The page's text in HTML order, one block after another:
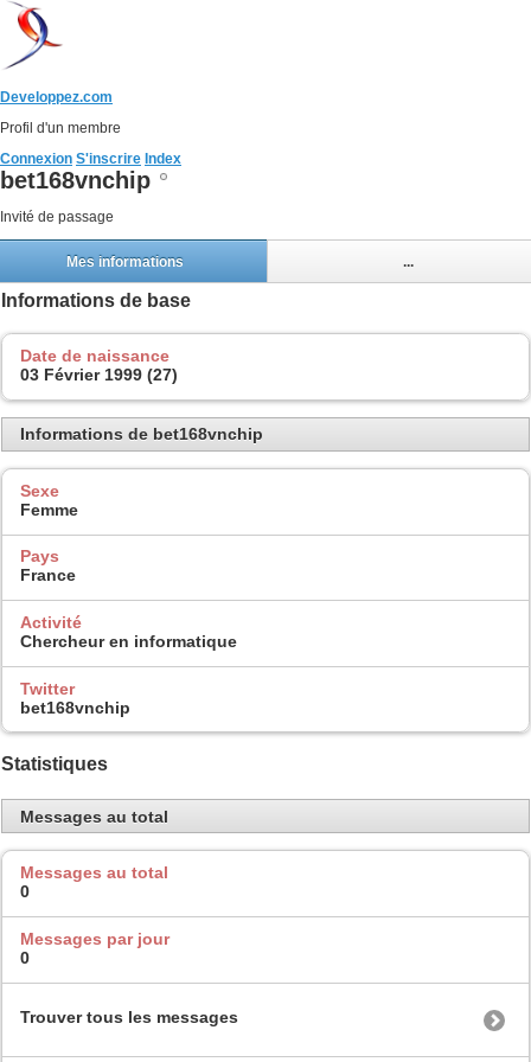
Developpez.com
Profil d'un membre
Connexion S'inscrire Index
bet168vnchip
Invité de passage
Mes informations ...
Informations de base
Date de naissance
03 Février 1999 (27)
Informations de bet168vnchip
Sexe
Femme
Pays
France
Activité
Chercheur en informatique
Twitter
bet168vnchip
Statistiques
Messages au total
Messages au total
0
Messages par jour
0
Trouver tous les messages